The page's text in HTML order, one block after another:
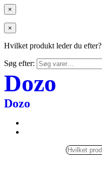
×
×
Hvilket produkt leder du efter?
Søg efter:
Dozo
Dozo